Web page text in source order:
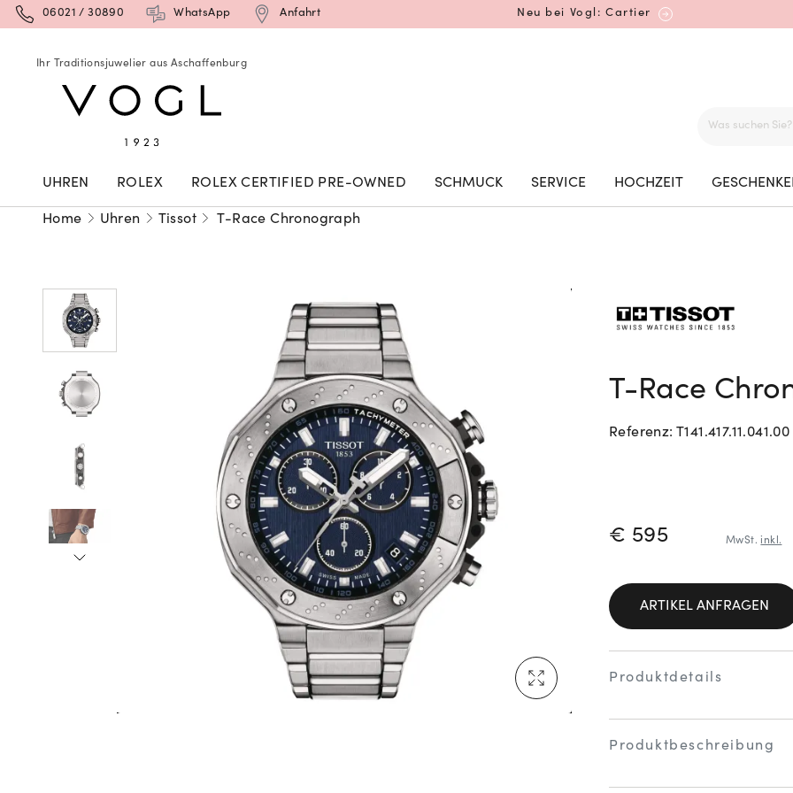
06021 / 30890 WhatsApp Anfahrt Neu bei Vogl: Cartier
Mehr erfahren: Ikonische Uhren von Cartier
Mehr erfahren: Ikonische Uhren von Cartier
Rolex Certified Pre-Owned entdecken
Ihr Traditionsjuwelier aus Aschaffenburg
UHREN ROLEX ROLEX CERTIFIED PRE-OWNED SCHMUCK SERVICE HOCHZEIT
Home Uhren Tissot T-Race Chronograph
T-Race
Referenz: T141.417.11.041.00
€ 595 MwSt. inkl.
ARTIKEL ANFRAGEN
Produktdetails
Produktbeschreibung